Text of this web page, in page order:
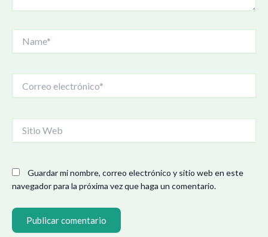
electrónico*
Web
Guardar mi nombre, correo electrónico y sitio web en este
navegador para la próxima vez que haga un comentario.